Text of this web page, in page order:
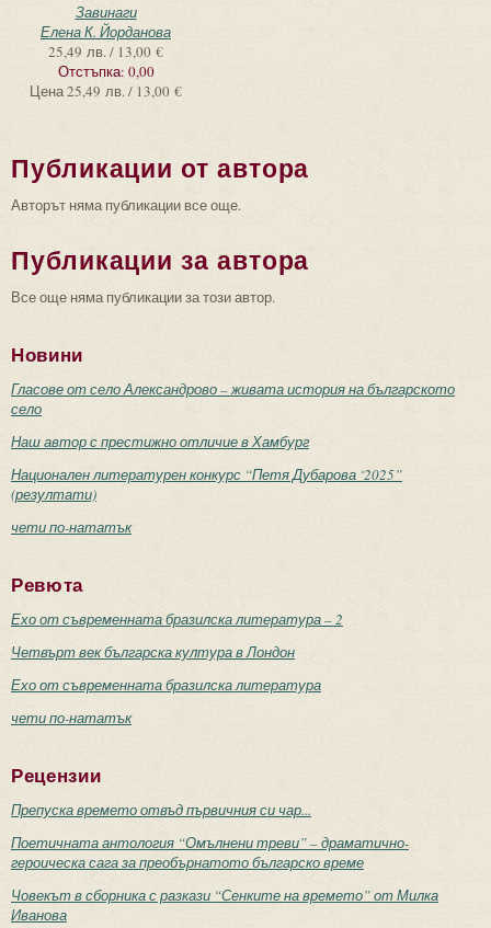
Завинаги
Елена К. Йорданова
25,49 лв. / 13,00 €
Отстъпка: 0,00
Цена25,49 лв. / 13,00 €
Публикации от автора
Авторът няма публикации все още.
Публикации за автора
Все още няма публикации за този автор.
Новини
Гласове от село Александрово – живата история на българското
село
Наш автор с престижно отличие в Хамбург
Национален литературен конкурс “Петя Дубарова ‘2025”
(резултати)
чети по-нататък
Ревюта
Ехо от съвременната бразилска литература – 2
Четвърт век българска култура в Лондон
Ехо от съвременната бразилска литература
чети по-нататък
Рецензии
Препуска времето отвъд първичния си чар...
Поетичната антология “Омълнени треви” – драматично-
героическа сага за преобърнатото българско време
Човекът в сборника с разкази “Сенките на времето” от Милка
Иванова